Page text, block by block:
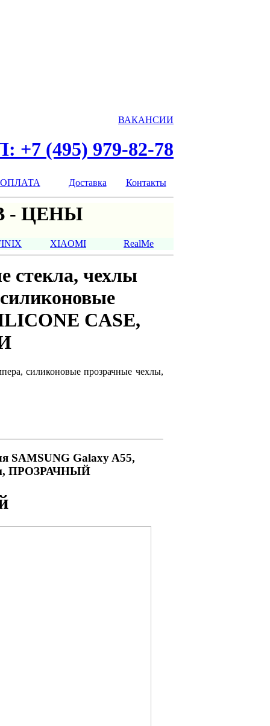
ВАКАНСИИ
+7 (495) 979-82-78
ОПЛАТА Доставка Контакты
- ЦЕНЫ
XIAOMI RealMe
стекла, чехлы
CASE,
силиконовые прозрачные чехлы,
SAMSUNG Galaxy A55,
ПРОЗРАЧНЫЙ